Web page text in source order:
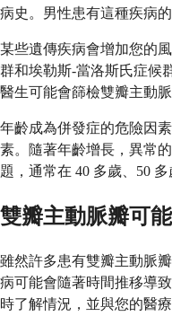
病史。男性患有這種疾病
某些遺傳疾病會增加您的
群和埃勒斯-當洛斯氏症候
醫生可能會篩檢雙瓣主動脈
年齡成為併發症的危險因
素。隨著年齡增長，異常
題，通常在 40 多歲、50
雙瓣主動脈瓣可
雖然許多患有雙瓣主動脈
病可能會隨著時間推移導
時了解情況，並與您的醫